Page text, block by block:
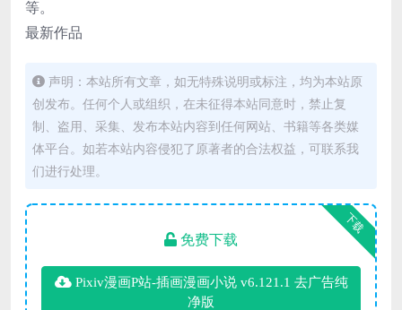
等。
最新作品
声明：本站所有文章，如无特殊说明或标注，均为本站原
创发布。任何个人或组织，在未征得本站同意时，禁止复
制、盗用、采集、发布本站内容到任何网站、书籍等各类媒
体平台。如若本站内容侵犯了原著者的合法权益，可联系我
们进行处理。
下载
免费下载
Pixiv漫画P站-插画漫画小说 v6.121.1 去广告纯
净版